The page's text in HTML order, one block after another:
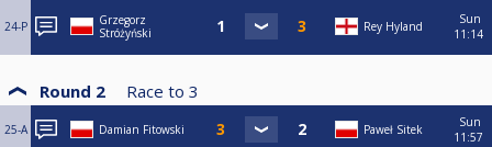
24-P
Grzegorz
Stróżyński
Rey Hyland
Sun
11:14
Round 2 Race to 3
25-A Damian Fitowski Paweł Sitek
Sun
11:57